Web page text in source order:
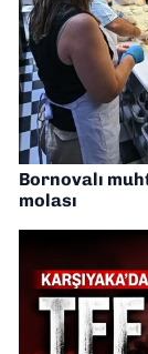
Bornovalı
molası